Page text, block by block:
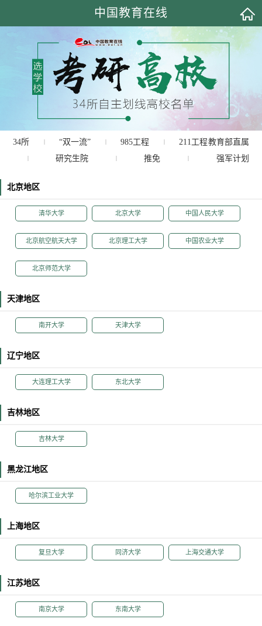
中国教育在线
34所 | “双一流” | 985工程 | 211工程教育部直属
| 研究生院 | 推免 | 强军计划
北京地区
清华大学 北京大学 中国人民大学
北京航空航天大学 北京理工大学 中国农业大学
北京师范大学
天津地区
南开大学 天津大学
辽宁地区
大连理工大学 东北大学
吉林地区
吉林大学
黑龙江地区
哈尔滨工业大学
上海地区
复旦大学 同济大学 上海交通大学
江苏地区
南京大学 东南大学